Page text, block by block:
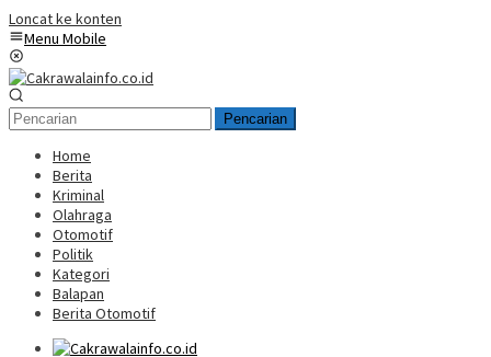
Loncat ke konten
Menu Mobile
Pencarian
Home
Berita
Kriminal
Olahraga
Otomotif
Politik
Kategori
Balapan
Berita Otomotif